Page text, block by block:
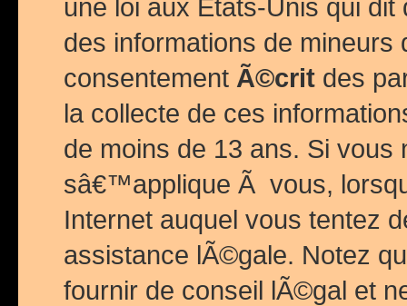
une loi aux Etats-Unis qui
des informations de mineurs
consentement Ã©crit des
la collecte de ces
de moins de 13 ans. Si
sâ€™applique Ã vous,
Internet auquel vous tentez
assistance lÃ©gale. Notez
fournir de conseil lÃ©gal et